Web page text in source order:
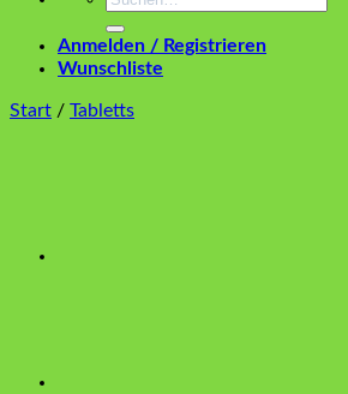
Anmelden / Registrieren
Wunschliste
Start / Tabletts